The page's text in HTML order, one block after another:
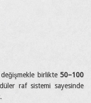
birlikte 50–100
raf sistemi sayesinde